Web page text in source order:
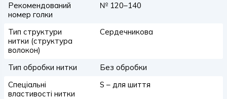
Рекомендований
номер голки
№ 120–140
Тип структури
нитки (структура
волокон)
Сердечникова
Тип обробки нитки
Без обробки
Спеціальні
властивості нитки
S – для шиття